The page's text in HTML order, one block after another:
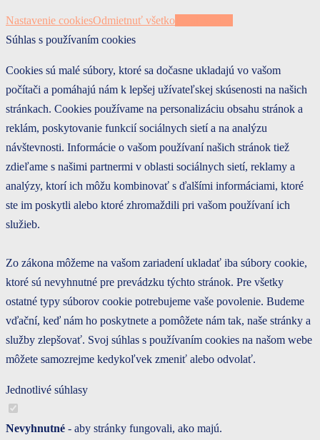
Nastavenie cookiesOdmietnuť všetko
Súhlas s používaním cookies
Cookies sú malé súbory, ktoré sa dočasne ukladajú vo vašom
počítači a pomáhajú nám k lepšej užívateľskej skúsenosti na našich
stránkach. Cookies používame na personalizáciu obsahu stránok a
reklám, poskytovanie funkcií sociálnych sietí a na analýzu
návštevnosti. Informácie o vašom používaní našich stránok tiež
zdieľame s našimi partnermi v oblasti sociálnych sietí, reklamy a
analýzy, ktorí ich môžu kombinovať s ďalšími informáciami, ktoré
ste im poskytli alebo ktoré zhromaždili pri vašom používaní ich
služieb.
Zo zákona môžeme na vašom zariadení ukladať iba súbory cookie,
ktoré sú nevyhnutné pre prevádzku týchto stránok. Pre všetky
ostatné typy súborov cookie potrebujeme vaše povolenie. Budeme
vďační, keď nám ho poskytnete a pomôžete nám tak, naše stránky a
služby zlepšovať. Svoj súhlas s používaním cookies na našom webe
môžete samozrejme kedykoľvek zmeniť alebo odvolať.
Jednotlivé súhlasy
Nevyhnutné - aby stránky fungovali, ako majú.